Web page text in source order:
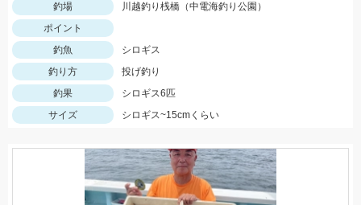
釣場
川越釣り桟橋（中電海釣り公園）
ポイント
釣魚
シロギス
釣り方
投げ釣り
釣果
シロギス6匹
サイズ
シロギス~15cmくらい